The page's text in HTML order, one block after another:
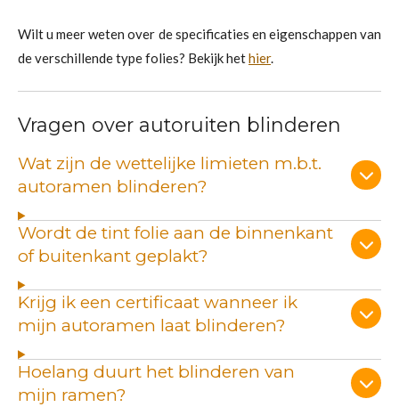
Wilt u meer weten over de specificaties en eigenschappen van
de verschillende type folies? Bekijk hethier.
Vragen over autoruiten blinderen
Wat zijn de wettelijke limieten m.b.t.
autoramen blinderen?
Wordt de tint folie aan de binnenkant
of buitenkant geplakt?
Krijg ik een certificaat wanneer ik
mijn autoramen laat blinderen?
Hoelang duurt het blinderen van
mijn ramen?